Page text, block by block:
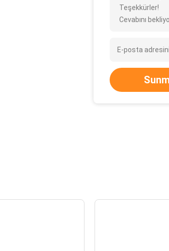
Teşekkürler!
Cevabını